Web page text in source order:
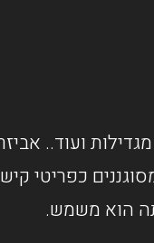
ועוד..
כפריטי
הוא משמש.